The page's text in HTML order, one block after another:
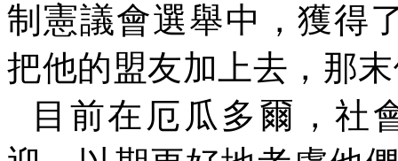
制憲議會選舉中，獲得
把他的盟友加上去，那
目前在厄瓜多爾，社